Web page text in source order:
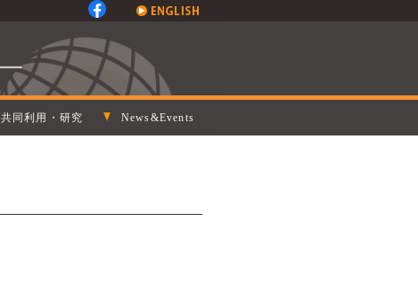
共同利用・研究 News&Events